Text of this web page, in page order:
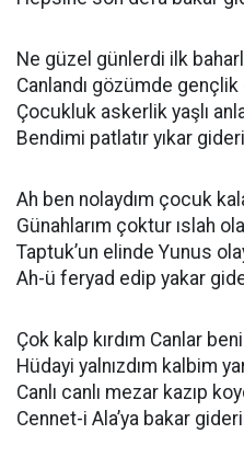
Ne güzel günlerdi ilk
Canlandı gözümde gençlik
Çocukluk askerlik yaşlı
Bendimi patlatır yıkar
Ah ben nolaydım çocuk
Günahlarım çoktur ıslah
Taptuk’un elinde Yunus
Ah-ü feryad edip yakar
Çok kalp kırdım Canlar beni
Hüdayi yalnızdım kalbim
Canlı canlı mezar kazıp
Cennet-i Ala’ya bakar